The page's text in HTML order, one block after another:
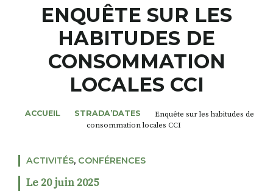
MAGAZINES
NOS THÈMES
STRADA’DATES
ALTER STRADA
ENQUÊTE SUR LES
HABITUDES DE
CONSOMMATION
LOCALES CCI
ACCUEIL STRADA’DATES
Enquête sur les habitudes de
consommation locales CCI
ACTIVITÉS, CONFÉRENCES
Le 20 juin 2025